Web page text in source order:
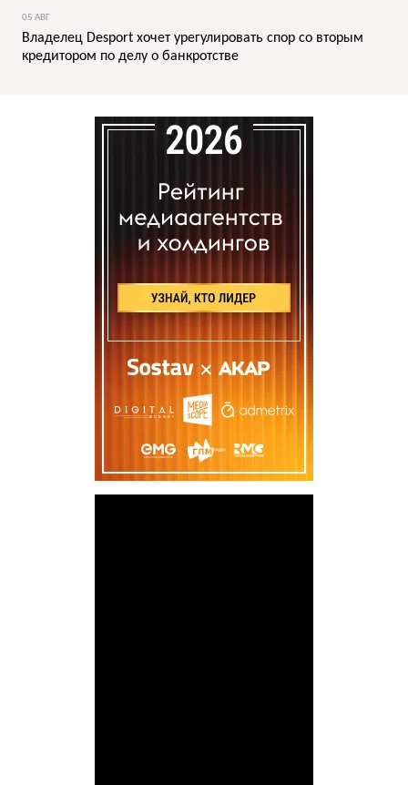
05 АВГ
Владелец Desport хочет урегулировать спор со вторым
кредитором по делу о банкротстве